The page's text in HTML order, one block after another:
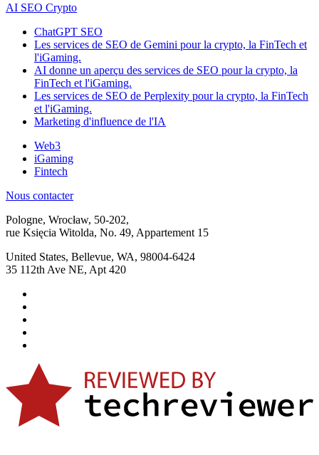
AI SEO Crypto
ChatGPT SEO
Les services de SEO de Gemini pour la crypto, la FinTech et
l'iGaming.
AI donne un aperçu des services de SEO pour la crypto, la
FinTech et l'iGaming.
Les services de SEO de Perplexity pour la crypto, la FinTech
et l'iGaming.
Marketing d'influence de l'IA
Web3
iGaming
Fintech
Nous contacter
Pologne, Wrocław, 50-202,
rue Księcia Witolda, No. 49, Appartement 15
United States, Bellevue, WA, 98004-6424
35 112th Ave NE, Apt 420